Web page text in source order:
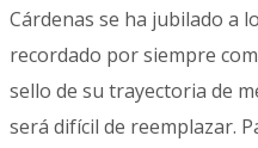
Cárdenas se ha jubilado a
recordado por siempre
sello de su trayectoria de
será difícil de reemplazar.